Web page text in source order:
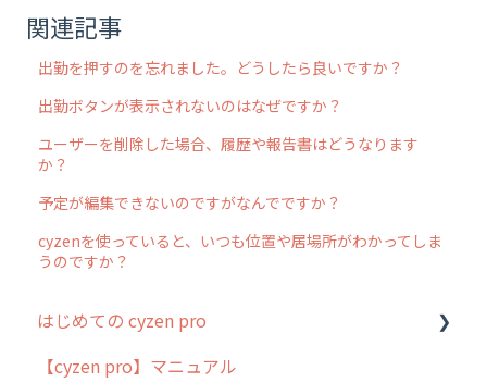
関連記事
出勤を押すのを忘れました。どうしたら良いですか？
出勤ボタンが表示されないのはなぜですか？
ユーザーを削除した場合、履歴や報告書はどうなります
か？
予定が編集できないのですがなんでですか？
cyzenを使っていると、いつも位置や居場所がわかってしま
うのですか？
はじめての cyzen pro
cyzen pro とは？
【cyzen pro】マニュアル